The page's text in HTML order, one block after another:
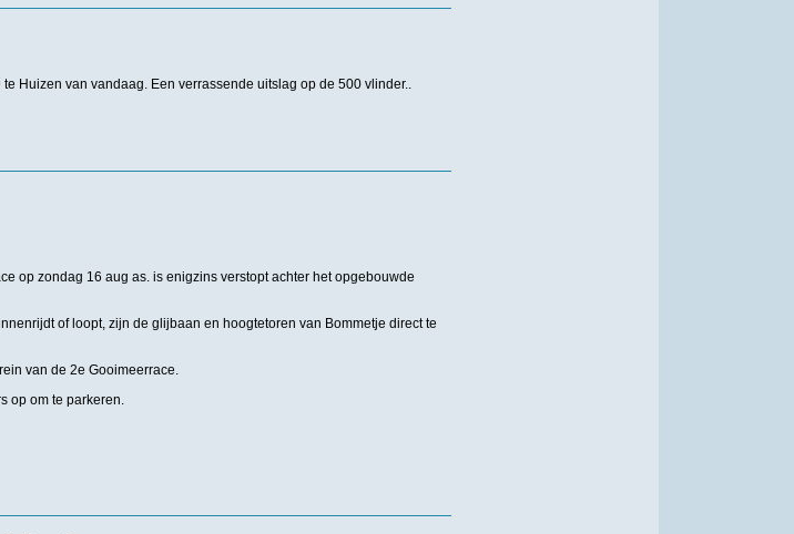
Huizen van vandaag. Een verrassende uitslag op de 500 vlinder..
op zondag 16 aug as. is enigzins verstopt achter het opgebouwde
of loopt, zijn de glijbaan en hoogtetoren van Bommetje direct te
van de 2e Gooimeerrace.
op om te parkeren.